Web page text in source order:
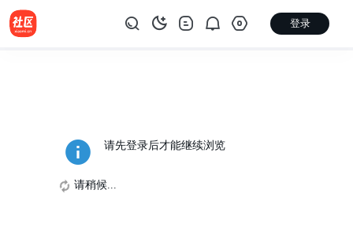
登录
请先登录后才能继续浏览
请稍候...